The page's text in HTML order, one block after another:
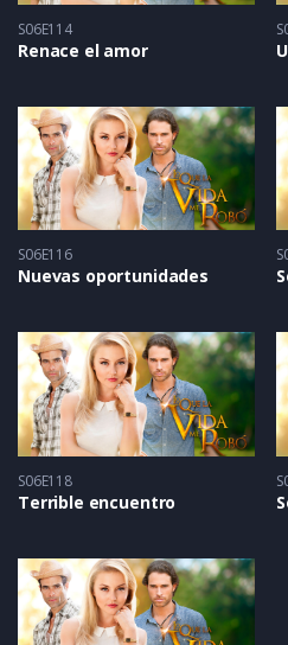
S06E114
Renace el amor
S06E116
Nuevas oportunidades
S06E118
Terrible encuentro